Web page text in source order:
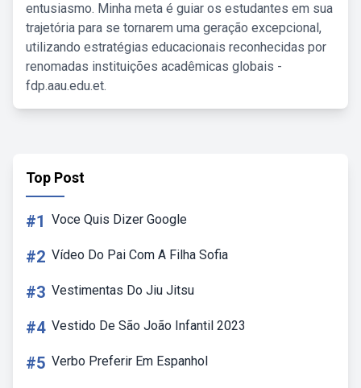
entusiasmo. Minha meta é guiar os estudantes em sua
trajetória para se tornarem uma geração excepcional,
utilizando estratégias educacionais reconhecidas por
renomadas instituições acadêmicas globais -
fdp.aau.edu.et.
Top Post
#1 Voce Quis Dizer Google
#2 Vídeo Do Pai Com A Filha Sofia
#3 Vestimentas Do Jiu Jitsu
#4 Vestido De São João Infantil 2023
#5 Verbo Preferir Em Espanhol